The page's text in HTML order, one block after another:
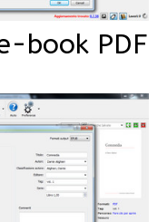
book PDF